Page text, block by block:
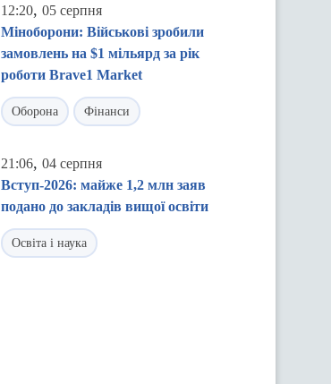
12:20, 05 серпня
Міноборони: Військові зробили
замовлень на $1 мільярд за рік
роботи Brave1 Market
Оборона Фінанси
21:06, 04 серпня
Вступ-2026: майже 1,2 млн заяв
подано до закладів вищої освіти
Освіта і наука